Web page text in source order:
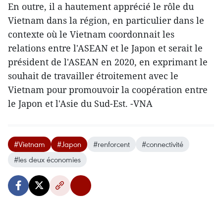
En outre, il a hautement apprécié le rôle du
Vietnam dans la région, en particulier dans le
contexte où le Vietnam coordonnait les
relations entre l'ASEAN et le Japon et serait le
président de l'ASEAN en 2020, en exprimant le
souhait de travailler étroitement avec le
Vietnam pour promouvoir la coopération entre
le Japon et l'Asie du Sud-Est. -VNA
#Vietnam #Japon #renforcent
#connectivité
#les deux économies